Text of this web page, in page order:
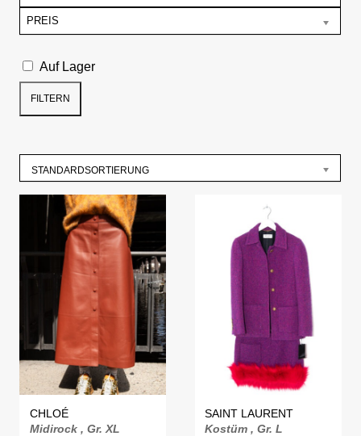
PREIS
Auf Lager
FILTERN
STANDARDSORTIERUNG
CHLOÉ
Midirock , Gr. XL
SAINT LAURENT
Kostüm , Gr. L